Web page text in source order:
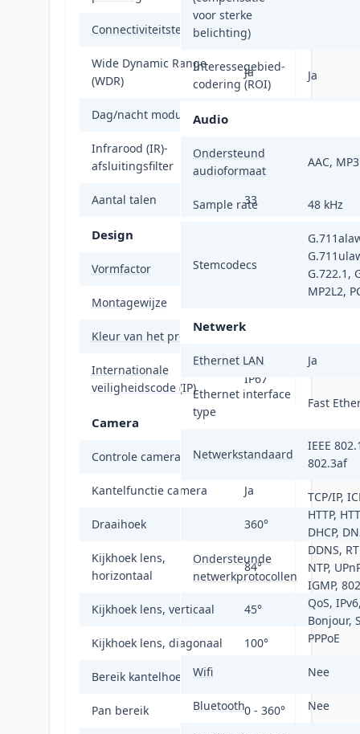
Connectiviteitstechnologie Bedraad
Wide Dynamic Range
(WDR)
Ja
Dag/nacht modus
Infrarood (IR)-
afsluitingsfilter
Ja
Aantal talen 33
Design
Vormfactor Rond
Montagewijze
Kleur van het product Wit
Internationale
veiligheidscode (IP)
IP67
Camera
Controle camerapanning Ja
Kantelfunctie camera Ja
Draaihoek 360°
Kijkhoek lens,
horizontaal
84°
Kijkhoek lens, verticaal 45°
Kijkhoek lens, diagonaal 100°
Bereik kantelhoek
Pan bereik 0 - 360°
voor sterke
belichting)
Interessegebied-
codering (ROI)
Ja
Audio
Ondersteund
audioformaat
AAC, MP3
Sample rate 48 kHz
Stemcodecs
G.722.1,
MP2L2,
Netwerk
Ethernet LAN Ja
Ethernet interface
type
Fast
Netwerkstandaard
IEEE
802.3af
Ondersteunde
netwerkprotocollen
TCP/IP,
HTTP,
DHCP,
DDNS,
NTP,
IGMP,
QoS,
Bonjour,
PPPoE
Wifi Nee
Bluetooth Nee